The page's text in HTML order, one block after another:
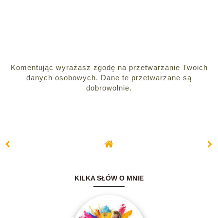
Komentując wyrażasz zgodę na przetwarzanie Twoich
danych osobowych. Dane te przetwarzane są
dobrowolnie.
KILKA SŁÓW O MNIE